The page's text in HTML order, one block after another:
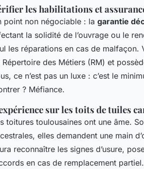
les habilitations et
point non négociable : la garantie
la solidité de l’ouvrage ou le
les réparations en cas de malfaçon.
Répertoire des Métiers (RM) et
ce n’est pas un luxe : c’est le
? Méfiance.
sur les toits de tuiles
toitures toulousaines ont une âme.
elles demandent une main
reconnaître les signes d’usure,
en cas de remplacement